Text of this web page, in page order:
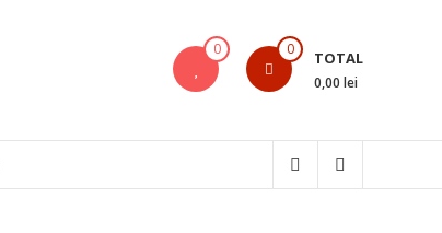
0 0 TOTAL
0,00 lei